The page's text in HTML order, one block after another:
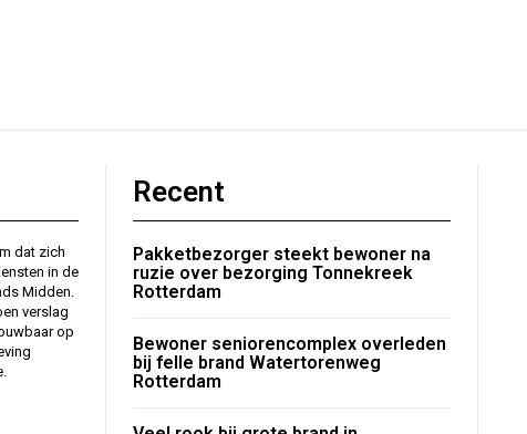
dat zich
in de
Midden.
verslag
op
Recent
Pakketbezorger steekt bewoner na
ruzie over bezorging Tonnekreek
Rotterdam
Bewoner seniorencomplex overleden
bij felle brand Watertorenweg
Rotterdam